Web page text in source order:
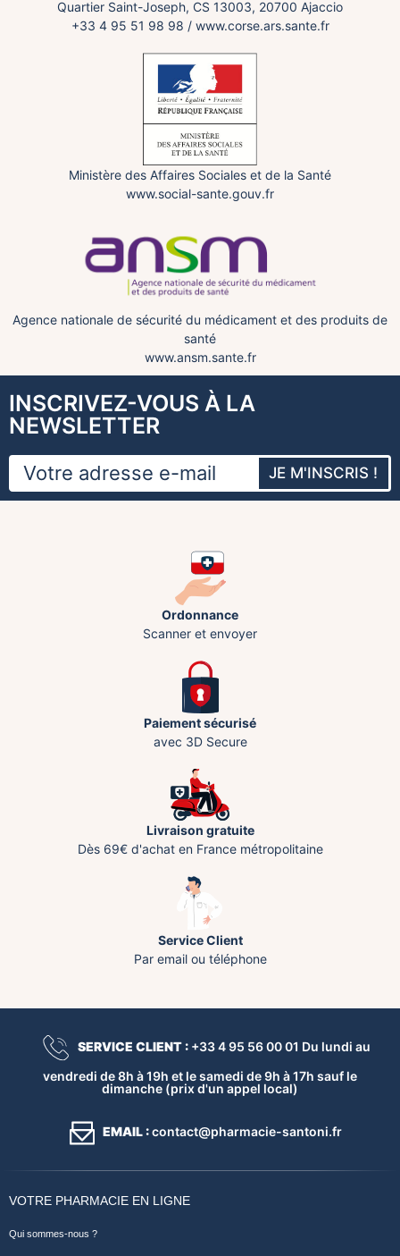
Quartier Saint-Joseph, CS 13003, 20700 Ajaccio
+33 4 95 51 98 98 / www.corse.ars.sante.fr
Ministère des Affaires Sociales et de la Santé
www.social-sante.gouv.fr
Agence nationale de sécurité du médicament et des produits de
santé
www.ansm.sante.fr
INSCRIVEZ-VOUS À LA
NEWSLETTER
JE M'INSCRIS !
Ordonnance
Scanner et envoyer
Paiement sécurisé
avec 3D Secure
Livraison gratuite
Dès 69€ d'achat en France métropolitaine
Service Client
Par email ou téléphone
SERVICE CLIENT :+33 4 95 56 00 01 Du lundi au
vendredi de 8h à 19h et le samedi de 9h à 17h sauf le
dimanche (prix d'un appel local)
EMAIL :contact@pharmacie-santoni.fr
VOTRE PHARMACIE EN LIGNE
Qui sommes-nous ?